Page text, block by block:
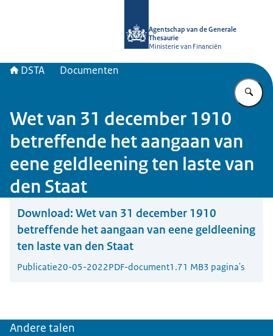
Agentschap van de Generale
Thesaurie
Ministerie van Financiën
DSTA Documenten
Wet van 31 december 1910
betreffende het aangaan van
eene geldleening ten laste van
den Staat
Download: Wet van 31 december 1910
betreffende het aangaan van eene geldleening
ten laste van den Staat
Publicatie20-05-2022PDF-document1.71 MB3 pagina's
Andere talen